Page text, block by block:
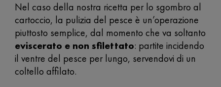
Nel caso della nostra ricetta per lo sgombro al
cartoccio, la pulizia del pesce è un’operazione
piuttosto semplice, dal momento che va soltanto
eviscerato e non sfilettato: partite incidendo
il ventre del pesce per lungo, servendovi di un
coltello affilato.